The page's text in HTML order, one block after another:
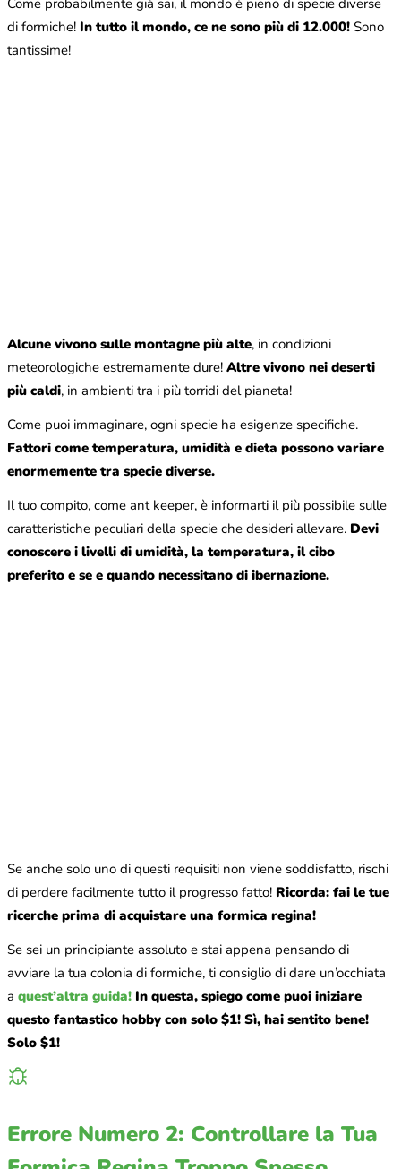
Come probabilmente già sai, il mondo è pieno di specie diverse
di formiche! In tutto il mondo, ce ne sono più di 12.000! Sono
tantissime!
Alcune vivono sulle montagne più alte, in condizioni
meteorologiche estremamente dure! Altre vivono nei deserti
più caldi, in ambienti tra i più torridi del pianeta!
Come puoi immaginare, ogni specie ha esigenze specifiche.
Fattori come temperatura, umidità e dieta possono variare
enormemente tra specie diverse.
Il tuo compito, come ant keeper, è informarti il più possibile sulle
caratteristiche peculiari della specie che desideri allevare. Devi
conoscere i livelli di umidità, la temperatura, il cibo
preferito e se e quando necessitano di ibernazione.
Se anche solo uno di questi requisiti non viene soddisfatto, rischi
di perdere facilmente tutto il progresso fatto! Ricorda: fai le tue
ricerche prima di acquistare una formica regina!
Se sei un principiante assoluto e stai appena pensando di
avviare la tua colonia di formiche, ti consiglio di dare un’occhiata
a quest’altra guida! In questa, spiego come puoi iniziare
questo fantastico hobby con solo $1! Sì, hai sentito bene!
Solo $1!
Errore Numero 2: Controllare la Tua